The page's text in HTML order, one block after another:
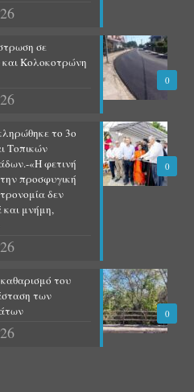
0
σε
Κολοκοτρώνη
0
το 3ο
Τοπικών
«Η φετινή
προσφυγική
δεν
και μνήμη,
0
του
των